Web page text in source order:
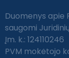
Duomenys apie
saugomi
Įm. k.: 124110246
PVM mokėtojo